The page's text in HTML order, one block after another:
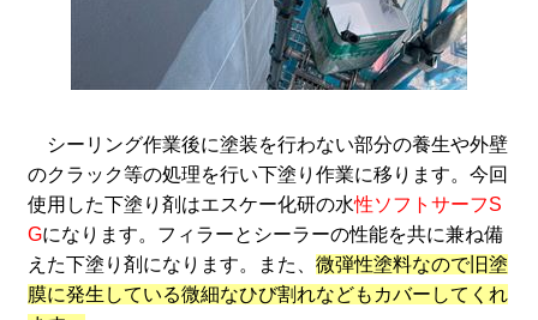
シーリング作業後に塗装を行わない部分の養生や外壁
のクラック等の処理を行い下塗り作業に移ります。今回
使用した下塗り剤はエスケー化研の水性ソフトサーフS
Gになります。フィラーとシーラーの性能を共に兼ね備
えた下塗り剤になります。また、 微弾性塗料なので旧塗
膜に発生している微細なひび割れなどもカバーしてくれ